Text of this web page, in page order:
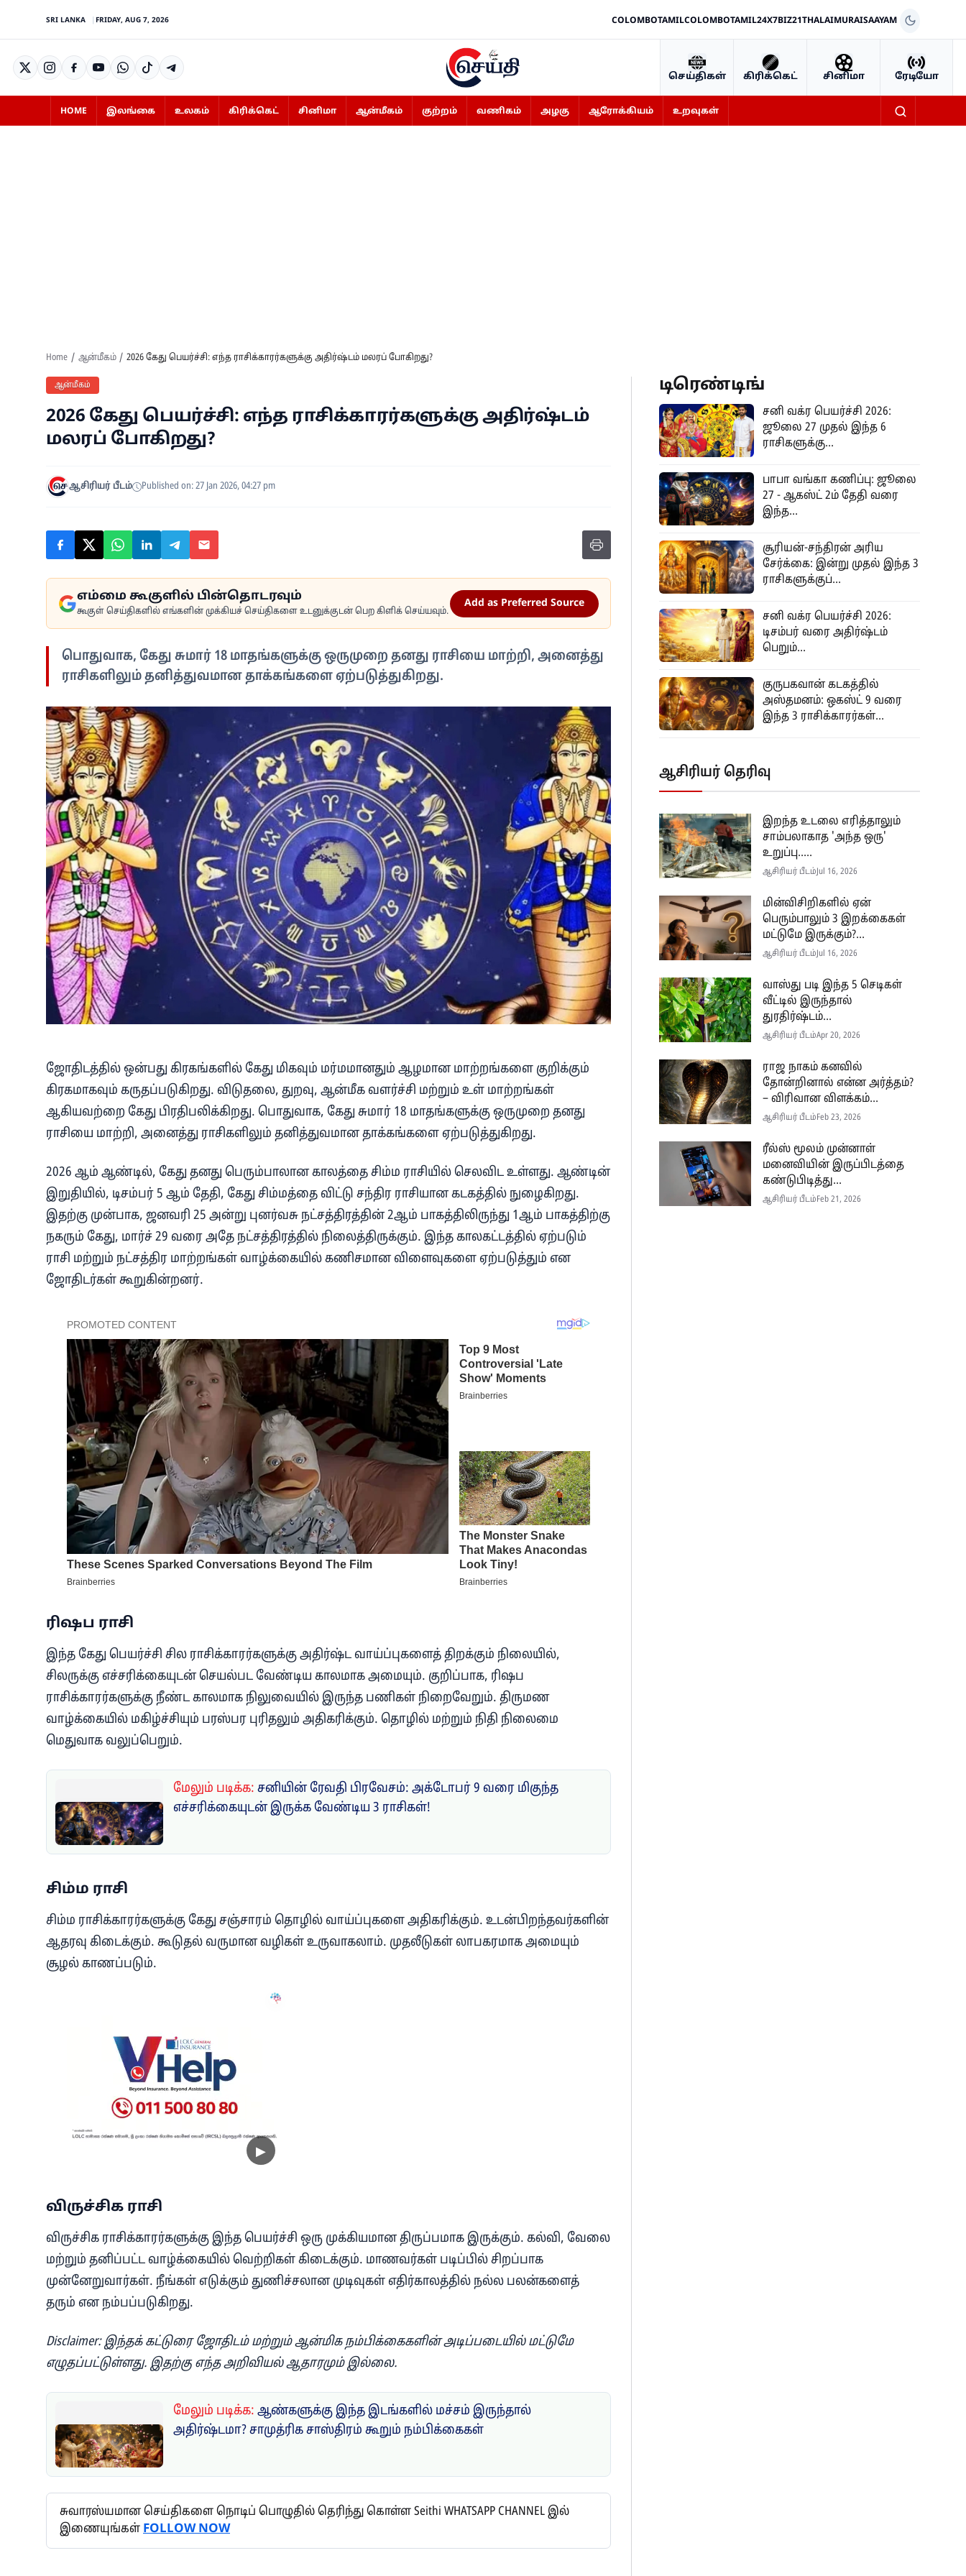
SRI LANKA FRIDAY, AUG 7, 2026 COLOMBOTAMILCOLOMBOTAMIL24X7BIZ21THALAIMURAISAAYAM
செய்திகள் கிரிக்கெட் சினிமா ரேடியோ
HOME இலங்கை உலகம் கிரிக்கெட் சினிமா ஆன்மீகம் குற்றம் வணிகம் அழகு ஆரோக்கியம் உறவுகள்
Home ஆன்மீகம் 2026 கேது பெயர்ச்சி: எந்த ராசிக்காரர்களுக்கு அதிர்ஷ்டம் மலரப் போகிறது?
ஆன்மீகம்
2026 கேது பெயர்ச்சி: எந்த ராசிக்காரர்களுக்கு அதிர்ஷ்டம்
மலரப் போகிறது?
ஆசிரியர் பீடம் Published on: 27 Jan 2026, 04:27 pm
எம்மை கூகுளில் பின்தொடரவும்
கூகுள் செய்திகளில் எங்களின் முக்கியச் செய்திகளை உடனுக்குடன் பெற கிளிக் செய்யவும்.
Add as Preferred Source
பொதுவாக, கேது சுமார் 18 மாதங்களுக்கு ஒருமுறை தனது ராசியை மாற்றி, அனைத்து
ராசிகளிலும் தனித்துவமான தாக்கங்களை ஏற்படுத்துகிறது.
ஜோதிடத்தில் ஒன்பது கிரகங்களில் கேது மிகவும் மர்மமானதும் ஆழமான மாற்றங்களை குறிக்கும்
கிரகமாகவும் கருதப்படுகிறது. விடுதலை, துறவு, ஆன்மீக வளர்ச்சி மற்றும் உள் மாற்றங்கள்
ஆகியவற்றை கேது பிரதிபலிக்கிறது. பொதுவாக, கேது சுமார் 18 மாதங்களுக்கு ஒருமுறை தனது
ராசியை மாற்றி, அனைத்து ராசிகளிலும் தனித்துவமான தாக்கங்களை ஏற்படுத்துகிறது.
2026 ஆம் ஆண்டில், கேது தனது பெரும்பாலான காலத்தை சிம்ம ராசியில் செலவிட உள்ளது. ஆண்டின்
இறுதியில், டிசம்பர் 5 ஆம் தேதி, கேது சிம்மத்தை விட்டு சந்திர ராசியான கடகத்தில் நுழைகிறது.
இதற்கு முன்பாக, ஜனவரி 25 அன்று புனர்வசு நட்சத்திரத்தின் 2ஆம் பாகத்திலிருந்து 1ஆம் பாகத்திற்கு
நகரும் கேது, மார்ச் 29 வரை அதே நட்சத்திரத்தில் நிலைத்திருக்கும். இந்த காலகட்டத்தில் ஏற்படும்
ராசி மற்றும் நட்சத்திர மாற்றங்கள் வாழ்க்கையில் கணிசமான விளைவுகளை ஏற்படுத்தும் என
ஜோதிடர்கள் கூறுகின்றனர்.
ரிஷப ராசி
இந்த கேது பெயர்ச்சி சில ராசிக்காரர்களுக்கு அதிர்ஷ்ட வாய்ப்புகளைத் திறக்கும் நிலையில்,
சிலருக்கு எச்சரிக்கையுடன் செயல்பட வேண்டிய காலமாக அமையும். குறிப்பாக, ரிஷப
ராசிக்காரர்களுக்கு நீண்ட காலமாக நிலுவையில் இருந்த பணிகள் நிறைவேறும். திருமண
வாழ்க்கையில் மகிழ்ச்சியும் பரஸ்பர புரிதலும் அதிகரிக்கும். தொழில் மற்றும் நிதி நிலைமை
மெதுவாக வலுப்பெறும்.
மேலும் படிக்க: சனியின் ரேவதி பிரவேசம்: அக்டோபர் 9 வரை மிகுந்த
எச்சரிக்கையுடன் இருக்க வேண்டிய 3 ராசிகள்!
சிம்ம ராசி
சிம்ம ராசிக்காரர்களுக்கு கேது சஞ்சாரம் தொழில் வாய்ப்புகளை அதிகரிக்கும். உடன்பிறந்தவர்களின்
ஆதரவு கிடைக்கும். கூடுதல் வருமான வழிகள் உருவாகலாம். முதலீடுகள் லாபகரமாக அமையும்
சூழல் காணப்படும்.
விருச்சிக ராசி
விருச்சிக ராசிக்காரர்களுக்கு இந்த பெயர்ச்சி ஒரு முக்கியமான திருப்பமாக இருக்கும். கல்வி, வேலை
மற்றும் தனிப்பட்ட வாழ்க்கையில் வெற்றிகள் கிடைக்கும். மாணவர்கள் படிப்பில் சிறப்பாக
முன்னேறுவார்கள். நீங்கள் எடுக்கும் துணிச்சலான முடிவுகள் எதிர்காலத்தில் நல்ல பலன்களைத்
தரும் என நம்பப்படுகிறது.
Disclaimer: இந்தக் கட்டுரை ஜோதிடம் மற்றும் ஆன்மிக நம்பிக்கைகளின் அடிப்படையில் மட்டுமே
எழுதப்பட்டுள்ளது. இதற்கு எந்த அறிவியல் ஆதாரமும் இல்லை.
மேலும் படிக்க: ஆண்களுக்கு இந்த இடங்களில் மச்சம் இருந்தால்
அதிர்ஷ்டமா? சாமுத்ரிக சாஸ்திரம் கூறும் நம்பிக்கைகள்
சுவாரஸ்யமான செய்திகளை நொடிப் பொழுதில் தெரிந்து கொள்ள Seithi WHATSAPP CHANNEL இல்
இணையுங்கள் FOLLOW NOW
டிரெண்டிங்
சனி வக்ர பெயர்ச்சி 2026:
ஜூலை 27 முதல் இந்த 6
ராசிகளுக்கு...
பாபா வங்கா கணிப்பு: ஜூலை
27 - ஆகஸ்ட் 2ம் தேதி வரை
இந்த...
சூரியன்-சந்திரன் அரிய
சேர்க்கை: இன்று முதல் இந்த 3
ராசிகளுக்குப்...
சனி வக்ர பெயர்ச்சி 2026:
டிசம்பர் வரை அதிர்ஷ்டம்
பெறும்...
குருபகவான் கடகத்தில்
அஸ்தமனம்: ஒகஸ்ட் 9 வரை
இந்த 3 ராசிக்காரர்கள்...
ஆசிரியர் தெரிவு
இறந்த உடலை எரித்தாலும்
சாம்பலாகாத 'அந்த ஒரு'
உறுப்பு.....
ஆசிரியர் பீடம் Jul 16, 2026
மின்விசிறிகளில் ஏன்
பெரும்பாலும் 3 இறக்கைகள்
மட்டுமே இருக்கும்?...
ஆசிரியர் பீடம் Jul 16, 2026
வாஸ்து படி இந்த 5 செடிகள்
வீட்டில் இருந்தால்
துரதிர்ஷ்டம்...
ஆசிரியர் பீடம்Apr 20, 2026
ராஜ நாகம் கனவில்
தோன்றினால் என்ன அர்த்தம்?
– விரிவான விளக்கம்...
ஆசிரியர் பீடம்Feb 23, 2026
ரீல்ஸ் மூலம் முன்னாள்
மனைவியின் இருப்பிடத்தை
கண்டுபிடித்து...
ஆசிரியர் பீடம்Feb 21, 2026